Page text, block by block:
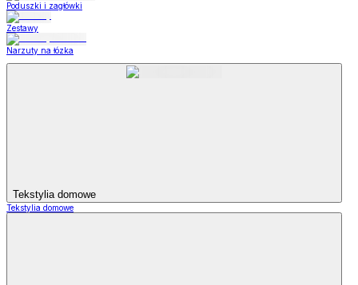
Poduszki i zagłówki
Zestawy
Narzuty na łózka
Tekstylia domowe
Tekstylia domowe